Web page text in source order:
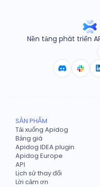
Nền tảng phát triển
SẢN PHẨM
Tải xuống Apidog
Bảng giá
Apidog IDEA plugin
Apidog Europe
API
Lịch sử thay đổi
Lời cảm ơn